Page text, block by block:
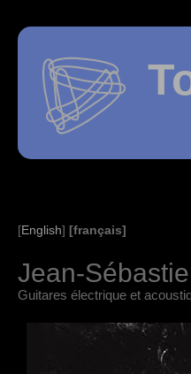
[English] [français]
Jean-
Guitares électrique et